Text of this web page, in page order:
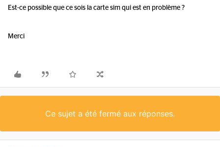
Est-ce possible que ce sois la carte sim qui est en problème ?
Merci
Ce sujet a été fermé aux réponses.